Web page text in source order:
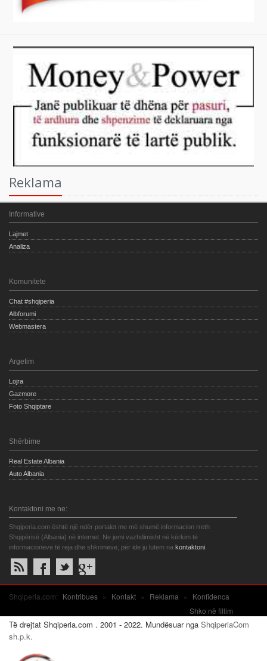
Reklama
Informative
Lajmet
Analiza
Komunitete
Chat #shqiperia
Albforumi
Webmastera
Argetim
Lojra
Gazmore
Foto Shqiptare
Shërbime
Real Estate Albania
Auto Albania
Kontaktoni me ne:
Shqiperia.com është një ndër portalet me më shumë informacion rreth
Shqipërisë (Albania) në internet. Ne jemi vazhdimisht në kërkim të
informacioneve të reja dhe shkrimeve, për ide ju lutem na kontaktoni
Shqiperia.com: Kontribues » Kontakt » Reklama »
Konfidenca
Shko në fillim
Të drejtat Shqiperia.com . 2001 - 2022. Mundësuar nga ShqiperiaCom
sh.p.k.